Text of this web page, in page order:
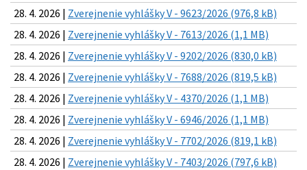
28. 4. 2026 | Zverejnenie vyhlášky V - 9623/2026 (976,8 kB)
28. 4. 2026 | Zverejnenie vyhlášky V - 7613/2026 (1,1 MB)
28. 4. 2026 | Zverejnenie vyhlášky V - 9202/2026 (830,0 kB)
28. 4. 2026 | Zverejnenie vyhlášky V - 7688/2026 (819,5 kB)
28. 4. 2026 | Zverejnenie vyhlášky V - 4370/2026 (1,1 MB)
28. 4. 2026 | Zverejnenie vyhlášky V - 6946/2026 (1,1 MB)
28. 4. 2026 | Zverejnenie vyhlášky V - 7702/2026 (819,1 kB)
28. 4. 2026 | Zverejnenie vyhlášky V - 7403/2026 (797,6 kB)